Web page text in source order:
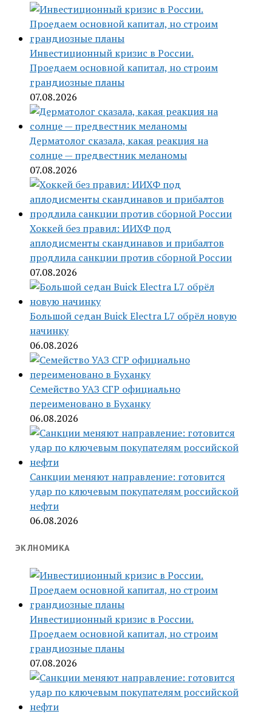
Инвестиционный кризис в России.
Проедаем основной капитал, но строим
грандиозные планы
07.08.2026
Дерматолог сказала, какая реакция на
солнце — предвестник меланомы
07.08.2026
Хоккей без правил: ИИХФ под
аплодисменты скандинавов и прибалтов
продлила санкции против сборной России
07.08.2026
Большой седан Buick Electra L7 обрёл новую
начинку
06.08.2026
Семейство УАЗ СГР официально
переименовано в Буханку
06.08.2026
Санкции меняют направление: готовится
удар по ключевым покупателям российской
нефти
06.08.2026
ЭКЛНОМИКА
Инвестиционный кризис в России.
Проедаем основной капитал, но строим
грандиозные планы
07.08.2026